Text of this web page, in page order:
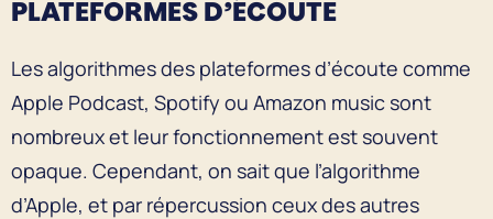
PLATEFORMES D’ÉCOUTE
Les algorithmes des plateformes d’écoute comme
Apple Podcast, Spotify ou Amazon music sont
nombreux et leur fonctionnement est souvent
opaque. Cependant, on sait que l’algorithme
d’Apple, et par répercussion ceux des autres